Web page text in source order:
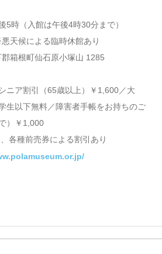
5時（入館は午後4時30分まで）
天候による臨時休館あり
箱根町仙⽯原⼩塚⼭ 1285
ニア割引（65歳以上）￥1,600／大
生以下無料／障害者手帳をお持ちのご
）￥1,000
種前売券による割引あり